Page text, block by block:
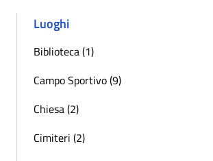
Luoghi
Biblioteca (1)
Campo Sportivo (9)
Chiesa (2)
Cimiteri (2)